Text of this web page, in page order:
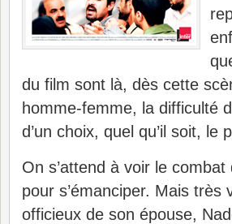
du film sont là, dès cette
homme-femme, la difficulté
d’un choix, quel qu’il soit,
On s’attend à voir le
pour s’émanciper. Mais
officieux de son épouse,